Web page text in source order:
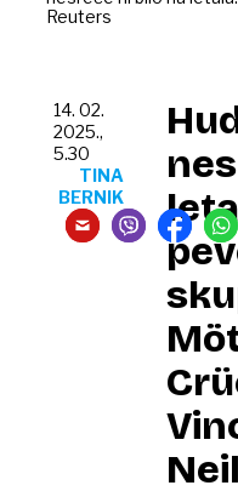
Reuters
14. 02.
2025.,
5.30
TINA
BERNIK